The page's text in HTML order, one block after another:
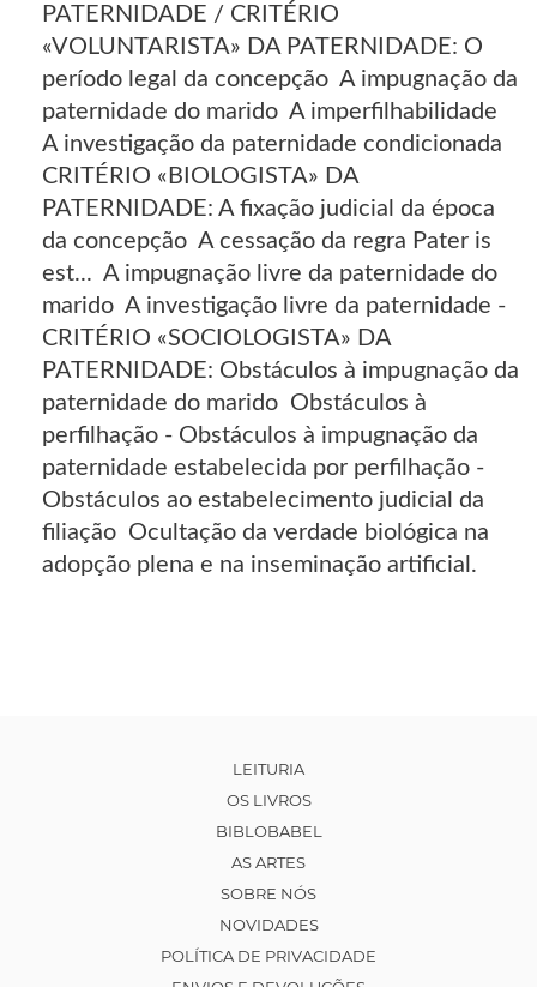
PATERNIDADE / CRITÉRIO
«VOLUNTARISTA» DA PATERNIDADE: O
período legal da concepção  A impugnação da
paternidade do marido  A imperfilhabilidade 
A investigação da paternidade condicionada 
CRITÉRIO «BIOLOGISTA» DA
PATERNIDADE: A fixação judicial da época
da concepção  A cessação da regra Pater is
est...  A impugnação livre da paternidade do
marido  A investigação livre da paternidade -
CRITÉRIO «SOCIOLOGISTA» DA
PATERNIDADE: Obstáculos à impugnação da
paternidade do marido  Obstáculos à
perfilhação - Obstáculos à impugnação da
paternidade estabelecida por perfilhação -
Obstáculos ao estabelecimento judicial da
filiação  Ocultação da verdade biológica na
adopção plena e na inseminação artificial.
LEITURIA
OS LIVROS
BIBLOBABEL
AS ARTES
SOBRE NÓS
NOVIDADES
POLÍTICA DE PRIVACIDADE